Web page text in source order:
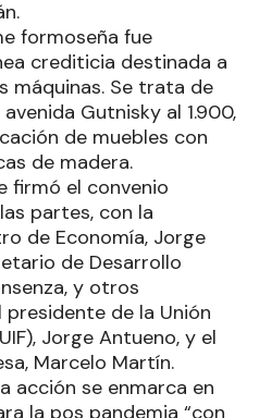
formoseña fue
crediticia destinada a
máquinas. Se trata de
Gutnisky al 1.900,
de muebles con
de madera.
firmó el convenio
partes, con la
de Economía, Jorge
de Desarrollo
y otros
de la Unión
Jorge Antueno, y el
Marcelo Martín.
acción se enmarca en
la pos pandemia “con